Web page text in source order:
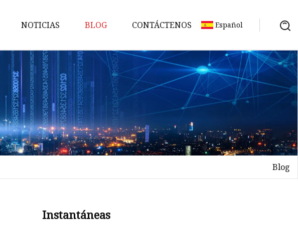
producción de
de la línea de
de
de aluminio
NOTICIAS BLOG CONTÁCTENOS Español
Blog
Instantáneas